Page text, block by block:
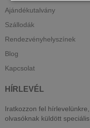
Ajándékutalvány
Szállodák
Rendezvényhelyszínek
Blog
Kapcsolat
HÍRLEVÉL
Iratkozzon fel
olvasóknak küldött